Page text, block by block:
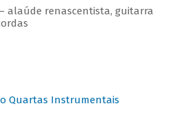
alaúde renascentista, guitarra
Quartas Instrumentais